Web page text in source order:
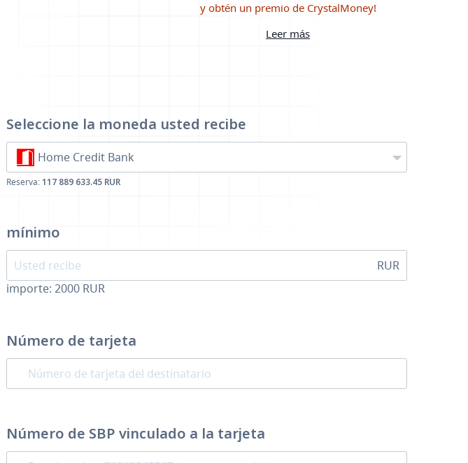
y obtén un premio de CrystalMoney!
Leer más
Seleccione la moneda usted recibe
Home Credit Bank
Reserva: 117 889 633.45 RUR
mínimo
RUR
importe: 2000 RUR
Número de tarjeta
Número de SBP vinculado a la tarjeta